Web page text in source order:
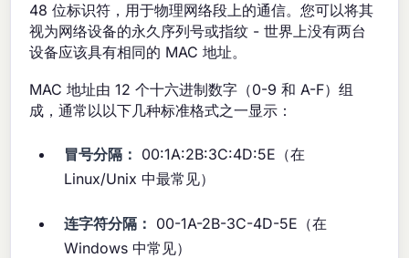
48 位标识符，用于物理网络段上的通信。您可以将其
视为网络设备的永久序列号或指纹 - 世界上没有两台
设备应该具有相同的 MAC 地址。
MAC 地址由 12 个十六进制数字（0-9 和 A-F）组
成，通常以以下几种标准格式之一显示：
冒号分隔： 00:1A:2B:3C:4D:5E（在
Linux/Unix 中最常见）
连字符分隔： 00-1A-2B-3C-4D-5E（在
Windows 中常见）